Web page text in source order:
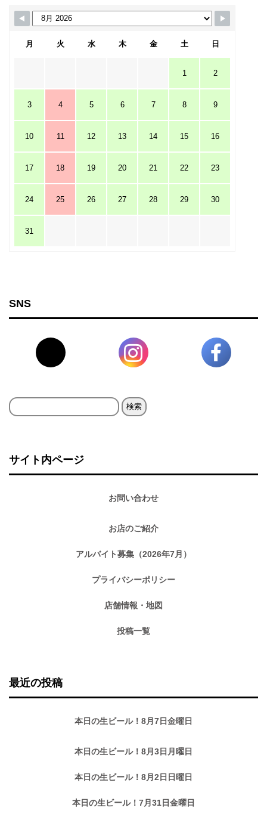
月 火 水 木 金 土 日
1 2
3 4 5 6 7 8 9
10 11 12 13 14 15 16
17 18 19 20 21 22 23
24 25 26 27 28 29 30
31
SNS
検
サイト内ページ
お問い合わせ
お店のご紹介
アルバイト募集（2026年7月）
プライバシーポリシー
店舗情報・地図
投稿一覧
最近の投稿
本日の生ビール！8月7日金曜日
本日の生ビール！8月3日月曜日
本日の生ビール！8月2日日曜日
本日の生ビール！7月31日金曜日